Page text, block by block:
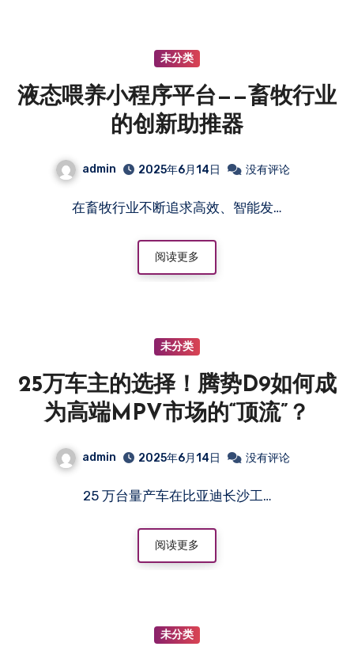
未分类
液态喂养小程序平台——畜牧行业
的创新助推器
admin 2025年6月14日 没有评论
在畜牧行业不断追求高效、智能发…
阅读更多
未分类
25万车主的选择！腾势D9如何成
为高端MPV市场的“顶流”？
admin 2025年6月14日 没有评论
25 万台量产车在比亚迪长沙工…
阅读更多
未分类